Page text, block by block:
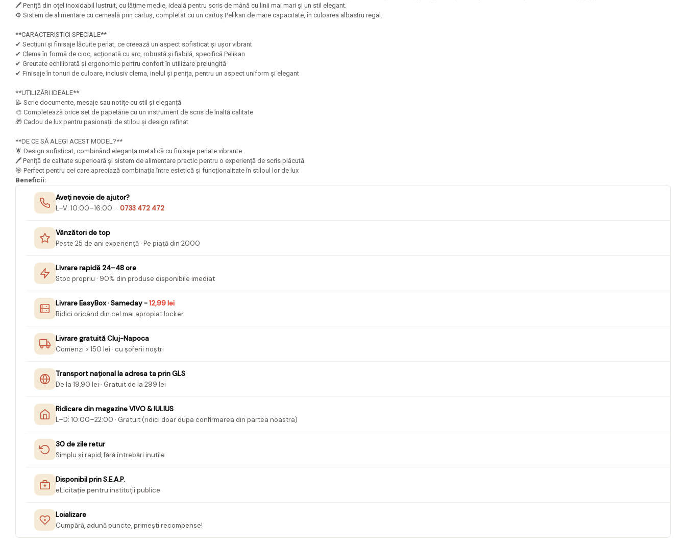
Lipiciuri
Hartie si carton colorate
Hartie Creponata, Hartie
Glasata
Trusa geometrie scolara
Rigle, echere si raportor
Sticle, caserole, pusculite,
suporturi copii
Etichete scolare
Stickere scolare
Seturi scolare
Plastilina, Planseta plastilina
Socotitoare, Betisoare
Carti de Colorat pentru copii
Carti Educative
Carnetele notite copii
Jurnale cu cheita, lacat,
magnet
Pasta modelatoare
Harti de perete
Creta scolara
Glob Pamantesc Scolar
Materiale Didactice
Instrumente geometrie pentru
tabla scolara
Tablite de desenat magnetice
Sugativa
Articole papetarie pentru copii
Banda adeziva
Compas scolar
🖊️ Peniță din oțel inoxidabil lustruit, cu lățime medie, ideală pentru scris de mână cu linii mai mari și un stil elegant.
⚙️ Sistem de alimentare cu cerneală prin cartuș, completat cu un cartuș Pelikan de mare capacitate, în culoarea albastru regal.
**CARACTERISTICI SPECIALE**
✔ Secțiuni și finisaje lăcuite perlat, ce creează un aspect sofisticat și ușor vibrant
✔ Clema în formă de cioc, acționată cu arc, robustă și fiabilă, specifică Pelikan
✔ Greutate echilibrată și ergonomic pentru confort în utilizare prelungită
✔ Finisaje în tonuri de culoare, inclusiv clema, inelul și penița, pentru un aspect uniform și elegant
**UTILIZĂRI IDEALE**
📝 Scrie documente, mesaje sau notițe cu stil și eleganță
🎨 Completează orice set de papetărie cu un instrument de scris de înaltă calitate
🎁 Cadou de lux pentru pasionații de stilou și design rafinat
**DE CE SĂ ALEGI ACEST MODEL?**
🌟 Design sofisticat, combinând eleganța metalică cu finisaje perlate vibrante
🖊️ Peniță de calitate superioară și sistem de alimentare practic pentru o experiență de scris plăcută
🎯 Perfect pentru cei care apreciază combinația între estetică și funcționalitate în stiloul lor de lux
Beneficii:
Aveți nevoie de ajutor?
L–V: 10:00–16:00 · 0733 472 472
Vânzători de top
Peste 25 de ani experiență · Pe piață din 2000
Livrare rapidă 24–48 ore
Stoc propriu · 90% din produse disponibile imediat
Livrare EasyBox · Sameday -12,99 lei
Ridici oricând din cel mai apropiat locker
Livrare gratuită Cluj-Napoca
Comenzi > 150 lei · cu șoferii noștri
Transport național la adresa ta prin GLS
De la 19,90 lei · Gratuit de la 299 lei
Ridicare din magazine VIVO & IULIUS
L–D: 10:00–22:00 · Gratuit (ridici doar dupa confirmarea din partea noastra)
30 de zile retur
Simplu și rapid, fără întrebări inutile
Disponibil prin S.E.A.P.
eLicitație pentru instituții publice
Loializare
Cumpără, adună puncte, primești recompense!